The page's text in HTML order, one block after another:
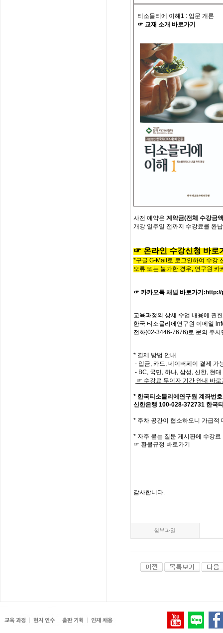
티소믈리에 이해 1 : 입문 개론
☞ 교재 소개 바로가기
사전 예약은 계약금(전체 수강금
개강 일주일 전까지 수강료를 완
☞온라인수강신청 바로
*구글 G-Mail로 로그인하여 수강
오류 또는 불가한 경우, 연구원 카
☞ 카카오톡 채널 바로가기 :
교육과정의 상세 수업 내용에 관한
한국 티소믈리에 연구원 이메일
전화(02-3446-7676)로 문의 주시
* 결제 방법 안내
- 입금, 카드, 네이버페이 결제 가
- BC, 국민, 하나, 삼성, 신한, 현
☞ 수강료 무이자 기간 안내 바로
* 한국티소믈리에연구원 계좌번호
신한은행 100-028-372731 한국
* 주차 공간이 협소하오니 가급적
* 자주 묻는 질문 게시판에 수강료
☞ 환불규정 바로가기
감사합니다.
첨부파일